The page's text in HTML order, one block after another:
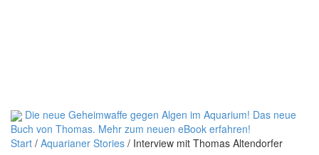
Die neue Geheimwaffe gegen Algen im Aquarium! Das neue
Buch von Thomas. Mehr zum neuen eBook erfahren!
Start / Aquarianer Stories / Interview mit Thomas Altendorfer